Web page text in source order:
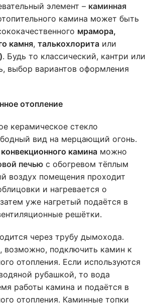
элемент – каминная
камина может быть
мрамора,
камня, талькохлорита или
. Будь то классический, кантри или
выбор вариантов оформления
отопление
керамическое стекло
вид на мерцающий огонь.
конвекционного камина можно
печью c обогревом тёплым
воздух помещения проходит
и нагревается о
уже нагретый подаётся в
решётки.
через трубу дымохода.
возможно, подключить камин к
отопления. Если используются
рубашкой, то вода
работы камина и подаётся в
отопления. Каминные топки